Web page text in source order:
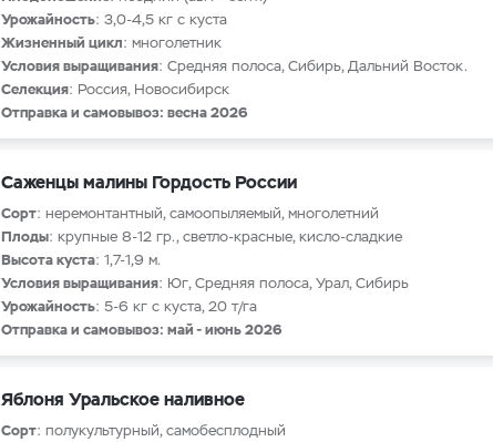
Урожайность: 3,0-4,5 кг с куста
Жизненный цикл: многолетник
Условия выращивания: Средняя полоса, Сибирь, Дальний Восток.
Селекция: Россия, Новосибирск
Отправка и самовывоз: весна 2026
Саженцы малины Гордость России
Сорт: неремонтантный, самоопыляемый, многолетний
Плоды: крупные 8-12 гр., светло-красные, кисло-сладкие
Высота куста: 1,7-1,9 м.
Условия выращивания: Юг, Средняя полоса, Урал, Сибирь
Урожайность: 5-6 кг с куста, 20 т/га
Отправка и самовывоз: май - июнь 2026
Яблоня Уральское наливное
Сорт: полукультурный, самобесплодный